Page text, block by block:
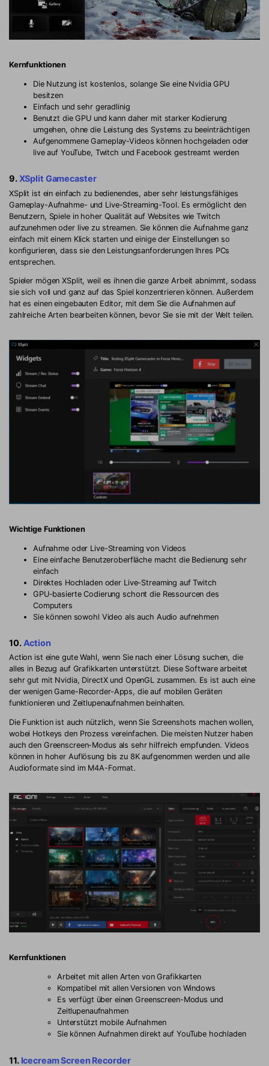
Kernfunktionen
Die Nutzung ist kostenlos, solange Sie eine Nvidia GPU
besitzen
Einfach und sehr geradlinig
Benutzt die GPU und kann daher mit starker Kodierung
umgehen, ohne die Leistung des Systems zu beeinträchtigen
Aufgenommene Gameplay-Videos können hochgeladen oder
live auf YouTube, Twitch und Facebook gestreamt werden
9. XSplit Gamecaster
XSplit ist ein einfach zu bedienendes, aber sehr leistungsfähiges
Gameplay-Aufnahme- und Live-Streaming-Tool. Es ermöglicht den
Benutzern, Spiele in hoher Qualität auf Websites wie Twitch
aufzunehmen oder live zu streamen. Sie können die Aufnahme ganz
einfach mit einem Klick starten und einige der Einstellungen so
konfigurieren, dass sie den Leistungsanforderungen Ihres PCs
entsprechen.
Spieler mögen XSplit, weil es ihnen die ganze Arbeit abnimmt, sodass
sie sich voll und ganz auf das Spiel konzentrieren können. Außerdem
hat es einen eingebauten Editor, mit dem Sie die Aufnahmen auf
zahlreiche Arten bearbeiten können, bevor Sie sie mit der Welt teilen.
Wichtige Funktionen
Aufnahme oder Live-Streaming von Videos
Eine einfache Benutzeroberfläche macht die Bedienung sehr
einfach
Direktes Hochladen oder Live-Streaming auf Twitch
GPU-basierte Codierung schont die Ressourcen des
Computers
Sie können sowohl Video als auch Audio aufnehmen
10. Action
Action ist eine gute Wahl, wenn Sie nach einer Lösung suchen, die
alles in Bezug auf Grafikkarten unterstützt. Diese Software arbeitet
sehr gut mit Nvidia, DirectX und OpenGL zusammen. Es ist auch eine
der wenigen Game-Recorder-Apps, die auf mobilen Geräten
funktionieren und Zeitlupenaufnahmen beinhalten.
Die Funktion ist auch nützlich, wenn Sie Screenshots machen wollen,
wobei Hotkeys den Prozess vereinfachen. Die meisten Nutzer haben
auch den Greenscreen-Modus als sehr hilfreich empfunden. Videos
können in hoher Auflösung bis zu 8K aufgenommen werden und alle
Audioformate sind im M4A-Format.
Kernfunktionen
Arbeitet mit allen Arten von Grafikkarten
Kompatibel mit allen Versionen von Windows
Es verfügt über einen Greenscreen-Modus und
Zeitlupenaufnahmen
Unterstützt mobile Aufnahmen
Sie können Aufnahmen direkt auf YouTube hochladen
11. Icecream Screen Recorder